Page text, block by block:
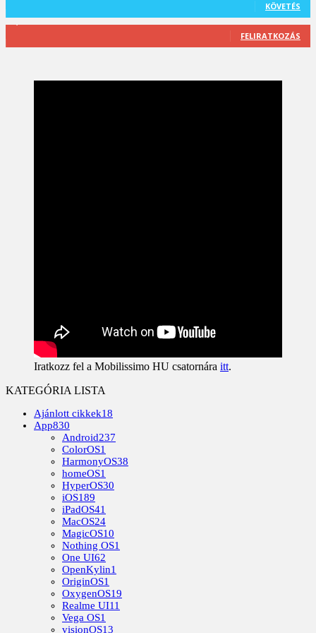
KÖVETÉS
2,589 Feliratkozó
FELIRATKOZÁS
Iratkozz fel a Mobilissimo HU csatornára itt.
KATEGÓRIA LISTA
Ajánlott cikkek18
App830
Android237
ColorOS1
HarmonyOS38
homeOS1
HyperOS30
iOS189
iPadOS41
MacOS24
MagicOS10
Nothing OS1
One UI62
OpenKylin1
OriginOS1
OxygenOS19
Realme UI11
Vega OS1
visionOS13